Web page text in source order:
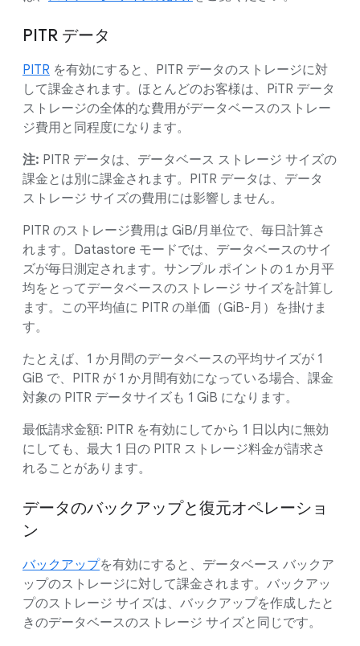
PITR データ
PITR を有効にすると、PITR データのストレージに対
して課金されます。ほとんどのお客様は、PiTR データ
ストレージの全体的な費用がデータベースのストレー
ジ費用と同程度になります。
注: PITR データは、データベース ストレージ サイズの
課金とは別に課金されます。PITR データは、データ
ストレージ サイズの費用には影響しません。
PITR のストレージ費用は GiB/月単位で、毎日計算さ
れます。Datastore モードでは、データベースのサイ
ズが毎日測定されます。サンプル ポイントの１か月平
均をとってデータベースのストレージ サイズを計算し
ます。この平均値に PITR の単価（GiB-月）を掛けま
す。
たとえば、1 か月間のデータベースの平均サイズが 1
GiB で、PITR が 1 か月間有効になっている場合、課金
対象の PITR データサイズも 1 GiB になります。
最低請求金額: PITR を有効にしてから 1 日以内に無効
にしても、最大 1 日の PITR ストレージ料金が請求さ
れることがあります。
データのバックアップと復元オペレーショ
ン
バックアップを有効にすると、データベース バックア
ップのストレージに対して課金されます。バックアッ
プのストレージ サイズは、バックアップを作成したと
きのデータベースのストレージ サイズと同じです。